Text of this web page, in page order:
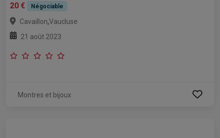
20 €
Négociable
Cavaillon,Vaucluse
21 août 2023
Montres et bijoux